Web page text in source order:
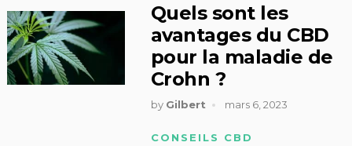
Quels sont les
avantages du CBD
pour la maladie de
Crohn ?
by Gilbert mars 6, 2023
CONSEILS CBD